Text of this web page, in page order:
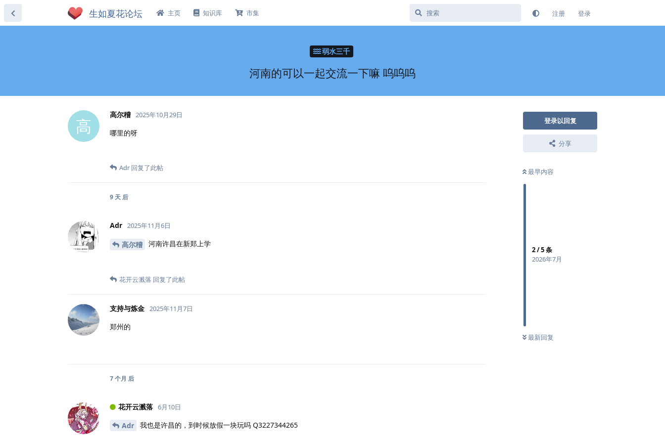
主页 知识库 市集 注册 登录
弱水三千
河南的可以一起交流一下嘛 呜呜呜
登录以回复
分享
最早内容
2/5条
2026年7月
最新回复
高
高尔稽 2025年10月29日
哪里的呀
Adr 回复了此帖
9 天 后
Adr 2025年11月6日
高尔稽 河南许昌在新郑上学
花开云溅落 回复了此帖
支持与炼金 2025年11月7日
郑州的
7 个月 后
花开云溅落 6月10日
Adr 我也是许昌的，到时候放假一块玩吗 Q3227344265